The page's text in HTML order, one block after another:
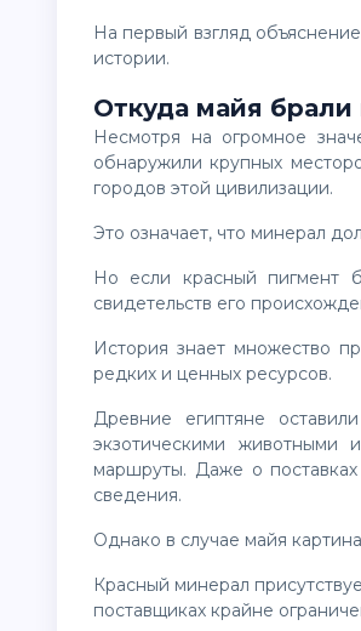
На первый взгляд объяснение выглядит логичным. Но именно здесь начинается самая интересная часть
истории.
Откуда майя брали
Несмотря на огромное значение красного пигмента для культуры майя, археологи до сих пор не
обнаружили крупных
городов этой цивилизации.
Это означает, что минерал
Но если красный пигмент был настолько важен, почему практически не сохранилось подробных
свидетельств его
История знает множество примеров, когда древние народы тщательно документировали получение
редких и ценных ресурсов.
Древние египтяне оставили описания экспедиций в загадочную страну Пунт за благовониями,
экзотическими животными
маршруты. Даже о
сведения.
Однако в случае майя
Красный минерал присутствует практически повсюду, но информация о его добыче, транспортировке и
поставщиках крайне